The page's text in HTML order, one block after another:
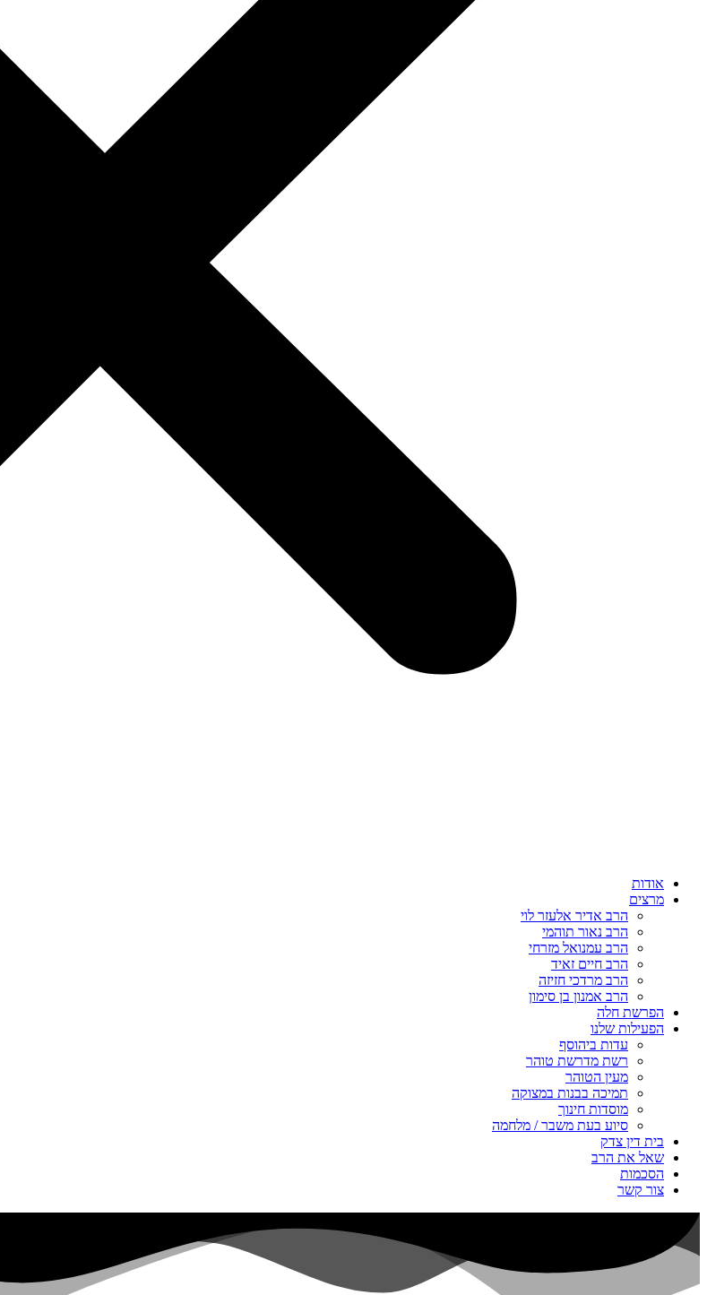
אודות
מרצים
הרב אדיר אלעזר לוי
הרב נאור תוהמי
הרב עמנואל מזרחי
הרב חיים זאיד
הרב מרדכי חזיזה
הרב אמנון בן סימון
הפרשת חלה
הפעילות שלנו
עדות ביהוסף
רשת מדרשת טוהר
מעין הטוהר
תמיכה בבנות במצוקה
מוסדות חינוך
סיוע בעת משבר / מלחמה
בית דין צדק
שאל את הרב
הסכמות
צור קשר